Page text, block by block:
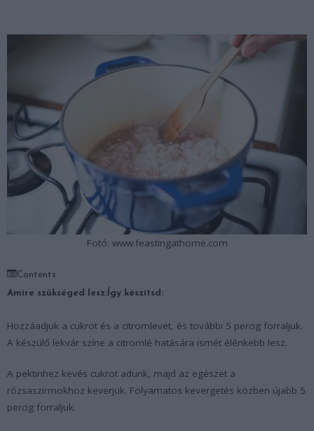
Fotó: www.feastingathome.com
Contents
Amire szükséged lesz: Így készítsd:
Hozzáadjuk a cukrot és a citromlevet, és további 5 percig forraljuk.
A készülő lekvár színe a citromlé hatására ismét élénkebb lesz.
A pektinhez kevés cukrot adunk, majd az egészet a
rózsaszirmokhoz keverjük. Folyamatos kevergetés közben újabb 5
percig forraljuk.